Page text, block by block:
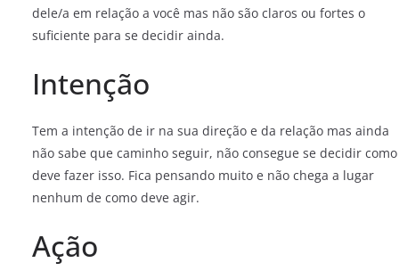
dele/a em relação a você mas não são claros ou fortes o
suficiente para se decidir ainda.
Intenção
Tem a intenção de ir na sua direção e da relação mas ainda
não sabe que caminho seguir, não consegue se decidir como
deve fazer isso. Fica pensando muito e não chega a lugar
nenhum de como deve agir.
Ação